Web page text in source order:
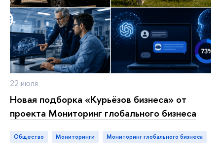
22 июля
Новая подборка «Курьёзов бизнеса» от
проекта Мониторинг глобального бизнеса
Общество мониторинги Мониторинг глобального бизнеса